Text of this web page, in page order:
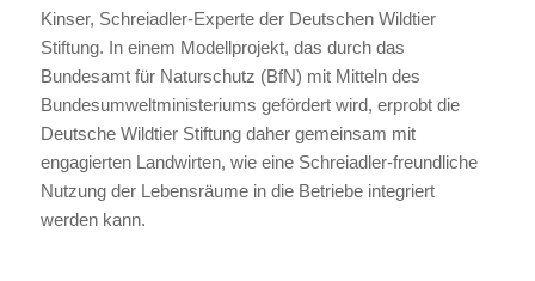
Kinser, Schreiadler-Experte der Deutschen Wildtier
Stiftung. In einem Modellprojekt, das durch das
Bundesamt für Naturschutz (BfN) mit Mitteln des
Bundesumweltministeriums gefördert wird, erprobt die
Deutsche Wildtier Stiftung daher gemeinsam mit
engagierten Landwirten, wie eine Schreiadler-freundliche
Nutzung der Lebensräume in die Betriebe integriert
werden kann.